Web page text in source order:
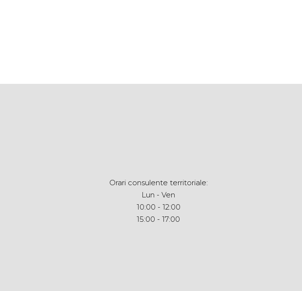
Orari consulente territoriale:
Lun - Ven
10:00 - 12:00
15:00 - 17:00